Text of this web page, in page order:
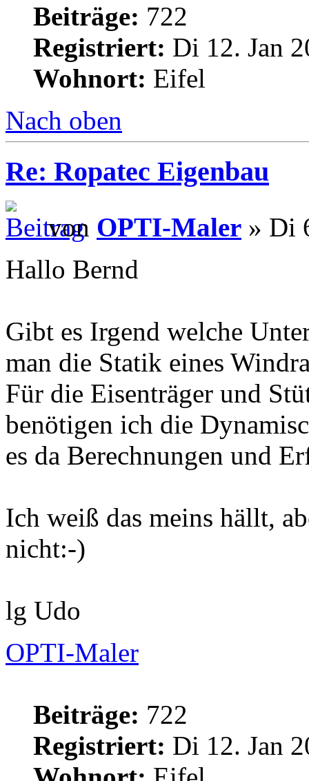
Beiträge: 722
Registriert: Di 12. Jan
Wohnort: Eifel
Nach oben
Re: Ropatec Eigenbau
von OPTI-Maler » Di
Hallo Bernd
Gibt es Irgend welche
man die Statik eines
Für die Eisenträger und
benötigen ich die
es da Berechnungen und
Ich weiß das meins hällt,
nicht:-)
lg Udo
OPTI-Maler
Beiträge: 722
Registriert: Di 12. Jan